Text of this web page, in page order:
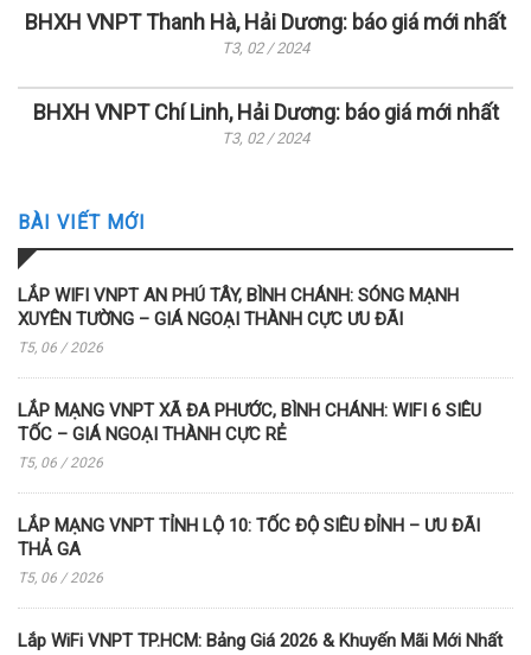
BHXH VNPT Thanh Hà, Hải Dương: báo giá mới nhất
T3, 02 / 2024
BHXH VNPT Chí Linh, Hải Dương: báo giá mới nhất
T3, 02 / 2024
BÀI VIẾT MỚI
LẮP WIFI VNPT AN PHÚ TÂY, BÌNH CHÁNH: SÓNG MẠNH
XUYÊN TƯỜNG – GIÁ NGOẠI THÀNH CỰC ƯU ĐÃI
T5, 06 / 2026
LẮP MẠNG VNPT XÃ ĐA PHƯỚC, BÌNH CHÁNH: WIFI 6 SIÊU
TỐC – GIÁ NGOẠI THÀNH CỰC RẺ
T5, 06 / 2026
LẮP MẠNG VNPT TỈNH LỘ 10: TỐC ĐỘ SIÊU ĐỈNH – ƯU ĐÃI
THẢ GA
T5, 06 / 2026
Lắp WiFi VNPT TP.HCM: Bảng Giá 2026 & Khuyến Mãi Mới Nhất